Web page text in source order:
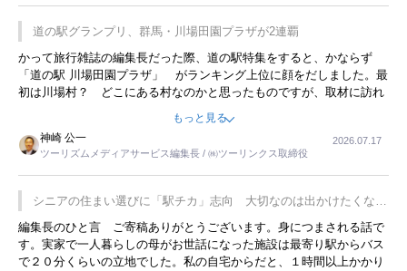
道の駅グランプリ、群馬・川場田園プラザが2連覇
かって旅行雑誌の編集長だった際、道の駅特集をすると、かならず
「道の駅 川場田園プラザ」 がランキング上位に顔をだしました。最
初は川場村？ どこにある村なのかと思ったものですが、取材に訪れ
永井 彰一社長にインタビューしたら、興味深い話が次々が飛び出しま
した。プレゼンも巧みで、今でも思い出すことが２つあります。一つ
は、従業員に東京ディズニーランドを見学させ、サービス業、接客業
の何かを理解してもらっていることです。 もう一つは1800円もする
プレミアムヨーグルトを販売するにあたり、社内に懸念もあったそう
です。永井社長は、駐車場に都内ナンバーの高級外車が停まっている
ことに目をつけ、高級商品でも売れると確信したそうです。今回の記
事を懐かしく読みました。
もっと見る
神崎 公一
ツーリズムメディアサービス編集長 / ㈱ツーリンクス取締役
2026.07.17
シニアの住まい選びに「駅チカ」志向 大切なのは出かけたくなる
暮らし
編集長のひと言 ご寄稿ありがとうございます。身につまされる話で
す。実家で一人暮らしの母がお世話になった施設は最寄り駅からバス
で２０分くらいの立地でした。私の自宅からだと、１時間以上かかり